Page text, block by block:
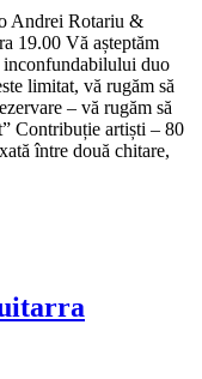
Andrei Rotariu &
19.00 Vă așteptăm
inconfundabilului duo
limitat, vă rugăm să
– vă rugăm să
Contribuție artiști – 80
între două chitare,